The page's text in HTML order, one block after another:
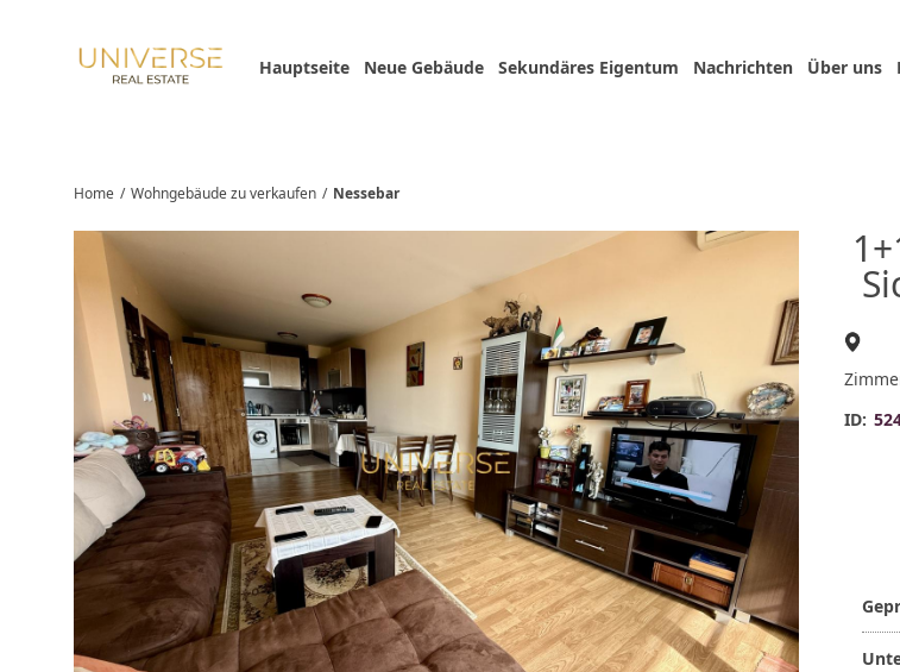
Hauptseite Neue Gebäude Sekundäres Eigentum Nachrichten Über uns
Home / Wohngebäude zu verkaufen / Nessebar
ID: